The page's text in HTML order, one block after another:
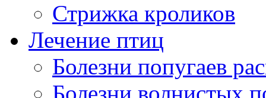
Стрижка кроликов
Лечение птиц
Болезни попугаев